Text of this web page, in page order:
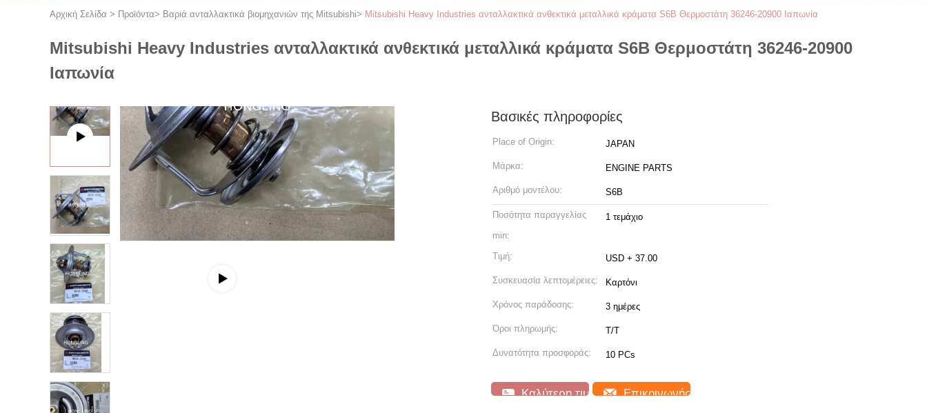
Αρχική Σελίδα > Προϊόντα> Βαριά ανταλλακτικά βιομηχανιών της Mitsubishi> Mitsubishi Heavy Industries ανταλλακτικά ανθεκτικά μεταλλικά κράματα S6B Θερμοστάτη 36246-20900 Ιαπωνία
Mitsubishi Heavy Industries ανταλλακτικά ανθεκτικά μεταλλικά κράματα S6B Θερμοστάτη 36246-20900
Ιαπωνία
Βασικές πληροφορίες
Place of Origin: JAPAN
Μάρκα: ENGINE PARTS
Αριθμό μοντέλου: S6B
Ποσότητα παραγγελίας
min:
1 τεμάχιο
Τιμή: USD + 37.00
Συσκευασία λεπτομέρειες: Καρτόνι
Χρόνος παράδοσης: 3 ημέρες
Όροι πληρωμής: Τ/Τ
Δυνατότητα προσφοράς: 10 PCs
Καλύτερη τιμή Επικοινωνήστε